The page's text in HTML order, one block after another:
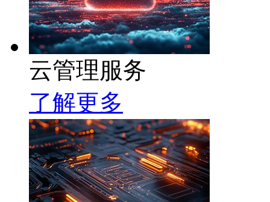
云管理服务
了解更多